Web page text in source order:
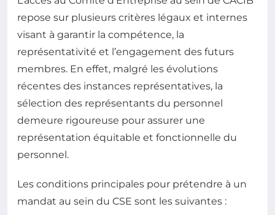
repose sur plusieurs critères légaux et internes
visant à garantir la compétence, la
représentativité et l’engagement des futurs
membres. En effet, malgré les évolutions
récentes des instances représentatives, la
sélection des représentants du personnel
demeure rigoureuse pour assurer une
représentation équitable et fonctionnelle du
personnel.
Les conditions principales pour prétendre à un
mandat au sein du CSE sont les suivantes :